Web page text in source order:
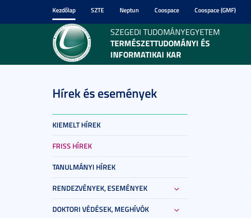
Kezdőlap SZTE Neptun Coospace Coospace (GMF)
SZEGEDI TUDOMÁNYEGYETEM
TERMÉSZETTUDOMÁNYI ÉS
INFORMATIKAI KAR
Hírek és események
KIEMELT HÍREK
FRISS HÍREK
TANULMÁNYI HÍREK
RENDEZVÉNYEK, ESEMÉNYEK
DOKTORI VÉDÉSEK, MEGHÍVÓK